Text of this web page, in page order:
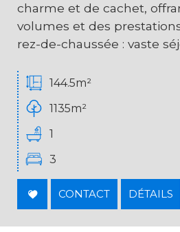
charme et de cachet,
volumes et des
rez-de-chaussée : vaste
144.5m²
1135m²
1
3
CONTACT DÉTAILS